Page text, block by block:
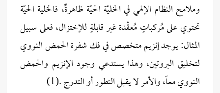
وملامح النظام الإلهي في الخليّة الحيّة ظاهرةٌ، فالخلية الحيّة
تحتوي على مُركباتٍ مُعقّدة غير قابلةٍ للإختزال، فعلى سبيل
المثال: يوجد إنزيم متخصص في فك شفرة الحمض النووي
لتخليق البروتين، وهذا يستدعي وجود الإنزيم والحمض
النووي معاً، والأمر لا يقبل التطور أو التدرج .(1)